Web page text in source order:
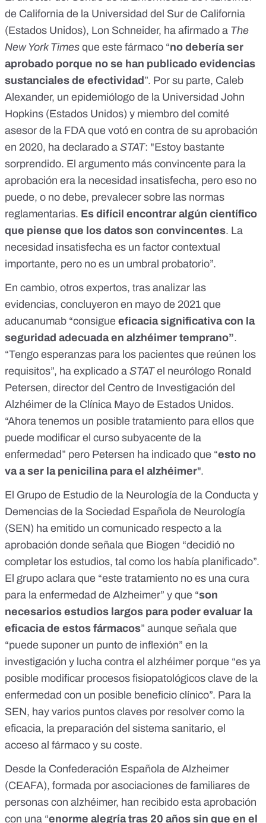
de California de la Universidad del Sur de California
(Estados Unidos), Lon Schneider, ha afirmado a The
New York Times que este fármaco “no debería ser
aprobado porque no se han publicado evidencias
sustanciales de efectividad ”. Por su parte, Caleb
Alexander, un epidemiólogo de la Universidad John
Hopkins (Estados Unidos) y miembro del comité
asesor de la FDA que votó en contra de su aprobación
en 2020, ha declarado a STAT: "Estoy bastante
sorprendido. El argumento más convincente para la
aprobación era la necesidad insatisfecha, pero eso no
puede, o no debe, prevalecer sobre las normas
reglamentarias. Es difícil encontrar algún científico
que piense que los datos son convincentes. La
necesidad insatisfecha es un factor contextual
importante, pero no es un umbral probatorio”.
En cambio, otros expertos, tras analizar las
evidencias, concluyeron en mayo de 2021 que
aducanumab “consigue eficacia significativa con la
seguridad adecuada en alzhéimer temprano”.
“Tengo esperanzas para los pacientes que reúnen los
requisitos”, ha explicado a STATel neurólogo Ronald
Petersen, director del Centro de Investigación del
Alzhéimer de la Clínica Mayo de Estados Unidos.
“Ahora tenemos un posible tratamiento para ellos que
puede modificar el curso subyacente de la
enfermedad” pero Petersen ha indicado que “esto no
va a ser la penicilina para el alzhéimer".
El Grupo de Estudio de la Neurología de la Conducta y
Demencias de la Sociedad Española de Neurología
(SEN) ha emitido un comunicado respecto a la
aprobación donde señala que Biogen “decidió no
completar los estudios, tal como los había planificado”.
El grupo aclara que “este tratamiento no es una cura
para la enfermedad de Alzheimer” y que “son
necesarios estudios largos para poder evaluar la
eficacia de estos fármacos” aunque señala que
“puede suponer un punto de inflexión” en la
investigación y lucha contra el alzhéimer porque “es ya
posible modificar procesos fisiopatológicos clave de la
enfermedad con un posible beneficio clínico”. Para la
SEN, hay varios puntos claves por resolver como la
eficacia, la preparación del sistema sanitario, el
acceso al fármaco y su coste.
Desde la Confederación Española de Alzheimer
(CEAFA), formada por asociaciones de familiares de
personas con alzhéimer, han recibido esta aprobación
con una “enorme alegría tras 20 años sin que en el